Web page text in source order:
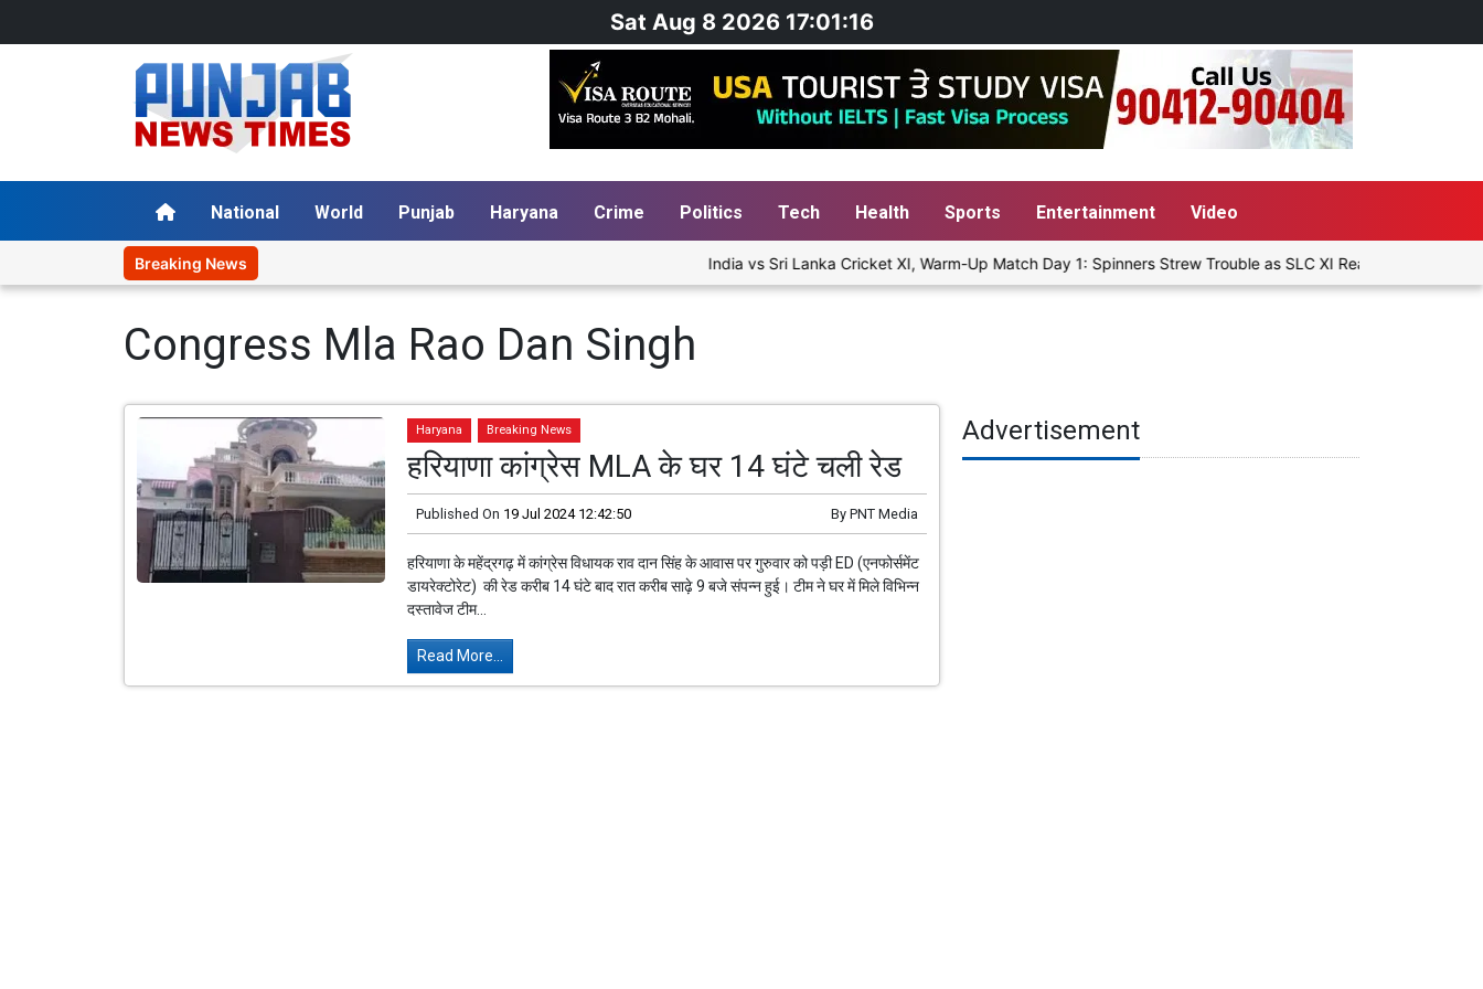
Sat Aug 8 2026 17:01:16
National World Punjab Haryana Crime Politics Tech Health Sports Entertainment Video
Breaking News India vs Sri Lanka Cricket XI, Warm-Up Match Day 1: Spinners Strew Trouble as SLC XI Reach 363/8 at Stumps
Congress Mla Rao Dan Singh
Haryana Breaking News
हरियाणा कांग्रेस MLA के घर 14 घंटे चली रेड
Published On 19 Jul 2024 12:42:50 By PNT Media
हरियाणा के महेंद्रगढ़ में कांग्रेस विधायक राव दान सिंह के आवास पर गुरुवार को पड़ी ED (एनफोर्समेंट
डायरेक्टोरेट) की रेड करीब 14 घंटे बाद रात करीब साढ़े 9 बजे संपन्न हुई। टीम ने घर में मिले विभिन्न
दस्तावेज टीम...
Read More...
Advertisement